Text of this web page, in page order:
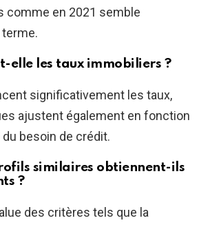
comme en 2021 semble
t-elle les taux immobiliers ?
significativement les taux,
ajustent également en fonction
besoin de crédit.
similaires obtiennent-ils
?
des critères tels que la